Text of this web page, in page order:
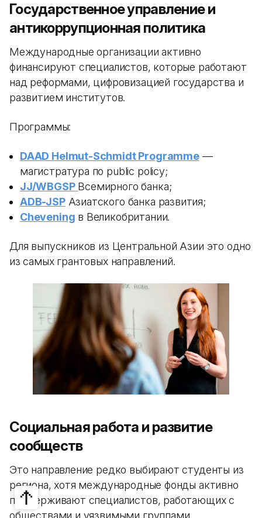
Государственное управление и
антикоррупционная политика
Международные организации активно
финансируют специалистов, которые работают
над реформами, цифровизацией государства и
развитием институтов.
Программы:
DAAD Helmut-Schmidt Programme—
магистратура по public policy;
JJ/WBGSP Всемирного банка;
ADB-JSPАзиатского банка развития;
Chevening в Великобритании.
Для выпускников из Центральной Азии это одно
из самых грантовых направлений.
Социальная работа и развитие
сообществ
Это направление редко выбирают студенты из
региона, хотя международные фонды активно
поддерживают специалистов, работающих с
обществами и уязвимыми группами.